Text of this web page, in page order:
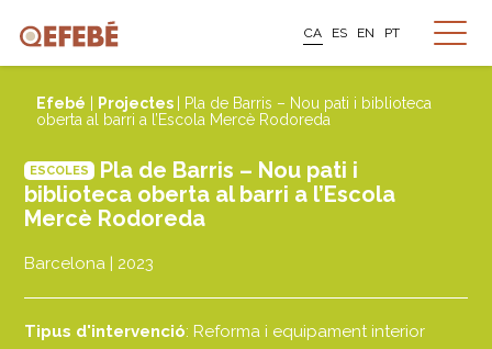
CA ES EN PT
Efebé Projectes
| Pla de Barris – Nou pati i biblioteca
oberta al barri a l’Escola Mercè Rodoreda
ESCOLES
Pla de Barris – Nou pati i
biblioteca oberta al barri a l’Escola
Mercè Rodoreda
Barcelona | 2023
Tipus d'intervenció: Reforma i equipament interior